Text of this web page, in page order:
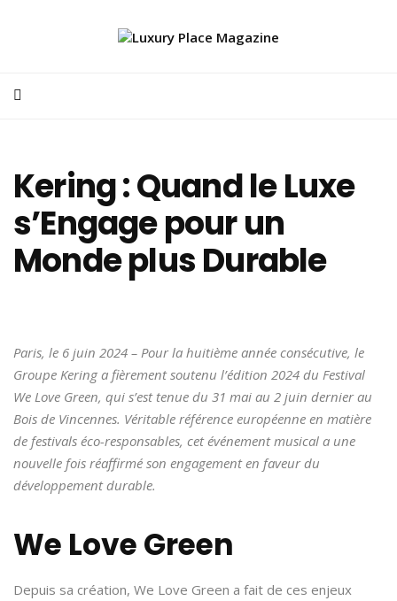
Kering : Quand le Luxe
s’Engage pour un
Monde plus Durable
Paris, le 6 juin 2024 – Pour la huitième année consécutive, le
Groupe Kering a fièrement soutenu l’édition 2024 du Festival
We Love Green, qui s’est tenue du 31 mai au 2 juin dernier au
Bois de Vincennes. Véritable référence européenne en matière
de festivals éco-responsables, cet événement musical a une
nouvelle fois réaffirmé son engagement en faveur du
développement durable.
We Love Green
Depuis sa création, We Love Green a fait de ces enjeux